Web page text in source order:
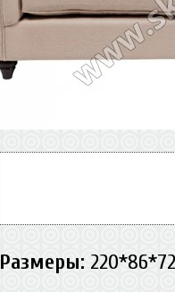
Размеры: 220*86*72